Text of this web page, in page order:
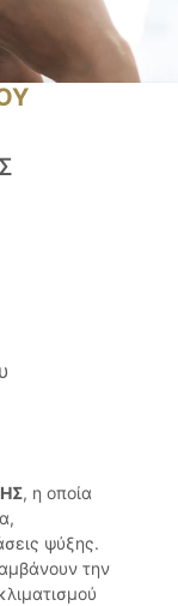
, η οποία
ψύξης.
την